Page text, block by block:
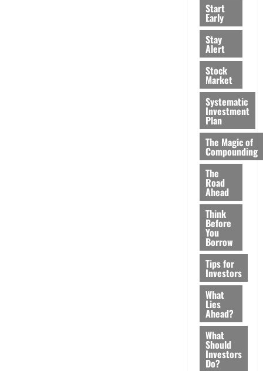
Start
Early
Stay
Alert
Stock
Market
Systematic
Investment
Plan
The Magic of
Compounding
The
Road
Ahead
Think
Before
You
Borrow
Tips for
Investors
What
Lies
Ahead?
What
Should
Investors
Do?